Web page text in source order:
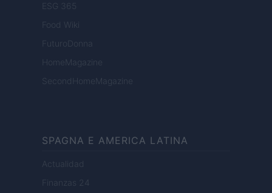
ESG 365
Food Wiki
FuturoDonna
HomeMagazine
SecondHomeMagazine
SPAGNA E AMERICA LATINA
Actualidad
Finanzas 24